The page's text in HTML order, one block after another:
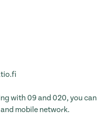
with 09 and 020, you can
mobile network.